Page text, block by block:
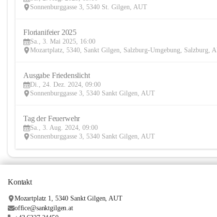
Sonnenburggasse 3, 5340 St. Gilgen, AUT
Florianifeier 2025
Sa., 3. Mai 2025, 16:00
Mozartplatz, 5340, Sankt Gilgen, Salzburg-Umgebung, Salzburg,
Ausgabe Friedenslicht
Di., 24. Dez. 2024, 09:00
Sonnenburggasse 3, 5340 Sankt Gilgen, AUT
Tag der Feuerwehr
Sa., 3. Aug. 2024, 09:00
Sonnenburggasse 3, 5340 Sankt Gilgen, AUT
Kontakt
Mozartplatz 1, 5340 Sankt Gilgen, AUT
office@sanktgilgen.at